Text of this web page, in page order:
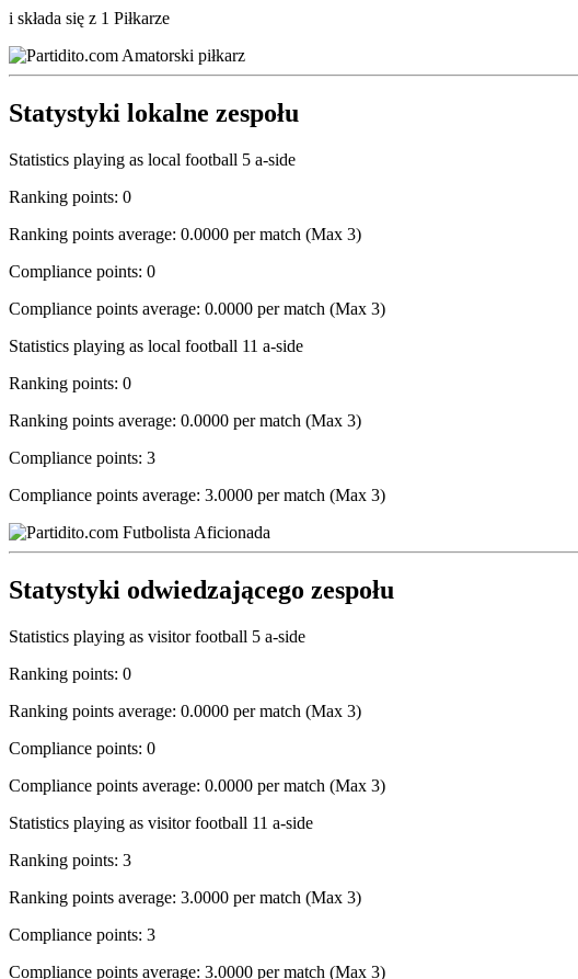
i składa się z 1 Piłkarze
Statystyki lokalne zespołu
Statistics playing as local football 5 a-side
Ranking points: 0
Ranking points average: 0.0000 per match (Max 3)
Compliance points: 0
Compliance points average: 0.0000 per match (Max 3)
Statistics playing as local football 11 a-side
Ranking points: 0
Ranking points average: 0.0000 per match (Max 3)
Compliance points: 3
Compliance points average: 3.0000 per match (Max 3)
Statystyki odwiedzającego zespołu
Statistics playing as visitor football 5 a-side
Ranking points: 0
Ranking points average: 0.0000 per match (Max 3)
Compliance points: 0
Compliance points average: 0.0000 per match (Max 3)
Statistics playing as visitor football 11 a-side
Ranking points: 3
Ranking points average: 3.0000 per match (Max 3)
Compliance points: 3
Compliance points average: 3.0000 per match (Max 3)